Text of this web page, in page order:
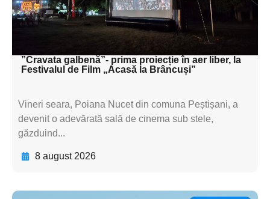
subtitluAdaugă aici
textul pentru subti
”Cravata galbenă”- prima proiecție în aer liber, la
Festivalul de Film „Acasă la Brâncuși”
Vineri seara, Poiana Nucet din comuna Peștișani, a
devenit o adevărată sală de cinema sub stele,
găzduind...
8 august 2026